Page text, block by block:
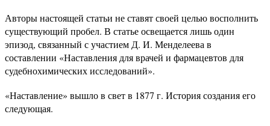
Авторы настоящей статьи не ставят своей целью восполнить
существующий пробел. В статье освещается лишь один
эпизод, связанный с участием Д. И. Менделеева в
составлении «Наставления для врачей и фармацевтов для
судебнохимических исследований».
«Наставление» вышло в свет в 1877 г. История создания его
следующая.